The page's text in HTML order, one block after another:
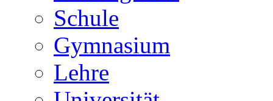
Schule
Gymnasium
Lehre